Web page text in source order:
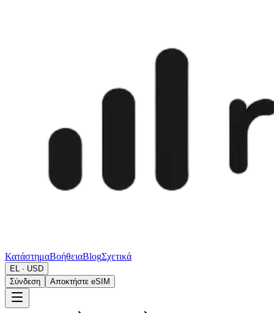
ΚατάστημαΒοήθειαBlogΣχετικά
EL · USD
Σύνδεση
Αποκτήστε eSIM